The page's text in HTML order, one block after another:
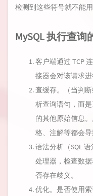
检测到这些符号就不能
MySQL 执行查询
客户端通过 TCP
接器会对该请求
查缓存。（当判
析查询语句，而
的其他原始信息
格、注解等都会导
语法分析（SQL
处理器，检查数
否存在歧义。
优化。是否使用索